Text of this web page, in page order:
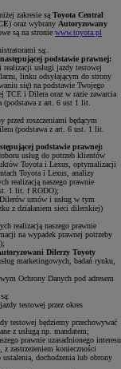
zakresie są Toyota Central
) oraz wybrany Autoryzowany
są na stronie www.toyota.pl
są:.
podstawie prawnej:
usługi jazdy testowej
linku odsyłającym do strony
się) na podstawie Twojego
TCE i Dilera oraz w razie zawarcia
(podstawa z art. 6 ust 1 lit.
przed roszczeniami będącym
(podstawa z art. 6 ust. 1 lit.
podstawie prawnej:
usług do potrzeb klientów
Toyota i Lexus, optymalizacji
Toyota i Lexus, analizy
realizacją naszego prawnie
1 lit. f RODO);
umów i usług w tym
z działaniem sieci dilerskiej)
realizacją naszego prawnie
na wypadek prawnej potrzeby
Dilerzy Toyoty
marketingowych, badań rynku,
Ochrony Danych pod adresem
testowej przez okres
testowej będziemy przechowywać
z usługą np. mandatem;
prawnie uzasadnionego interesu
z zastrzeżeniem konieczności
ustalenia, dochodzenia lub obrony